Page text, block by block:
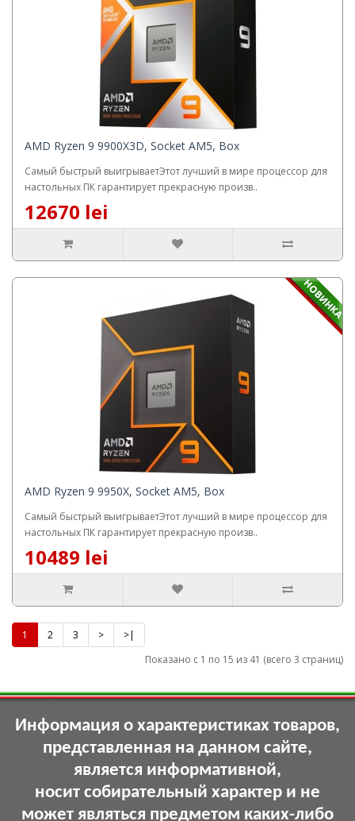
AMD Ryzen 9 9900X3D, Socket AM5, Box
Самый быстрый выигрываетЭтот лучший в мире процессор для
настольных ПК гарантирует прекрасную произв..
12670 lei
AMD Ryzen 9 9950X, Socket AM5, Box
Самый быстрый выигрываетЭтот лучший в мире процессор для
настольных ПК гарантирует прекрасную произв..
10489 lei
1 2 3 >
>|
Показано с 1 по 15 из 41 (всего 3 страниц)
Информация о характеристиках товаров,
представленная на данном сайте,
является информативной,
носит собирательный характер и не
может являться предметом каких-либо